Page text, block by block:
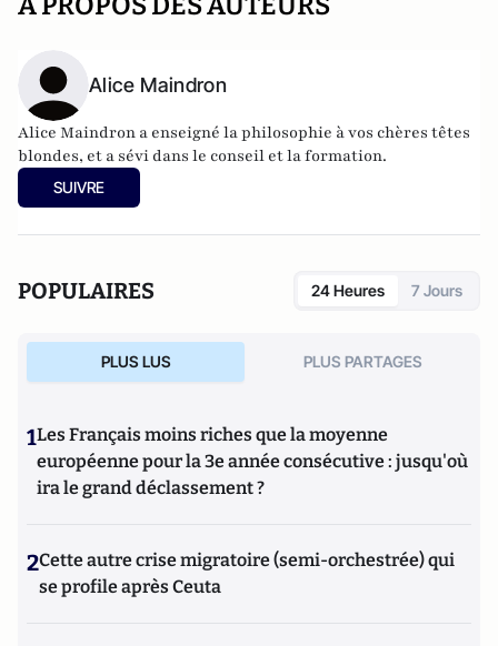
Alice Maindron
Alice Maindron a enseigné la philosophie à vos chères têtes
blondes, et a sévi dans le conseil et la formation.
SUIVRE
POPULAIRES 24 Heures 7 Jours
PLUS LUS PLUS PARTAGES
1Les Français moins riches que la moyenne
européenne pour la 3e année consécutive : jusqu'où
ira le grand déclassement ?
2Cette autre crise migratoire (semi-orchestrée) qui
se profile après Ceuta